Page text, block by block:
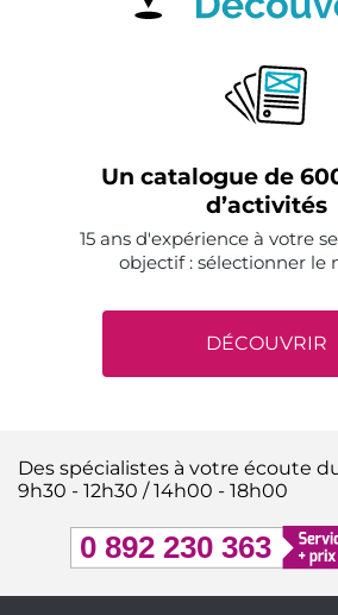
Un catalogue de
d’activités
15 ans d'expérience à votre
objectif : sélectionner le
DÉCOUVRIR
Des spécialistes à votre écoute
9h30 - 12h30 / 14h00 - 18h00